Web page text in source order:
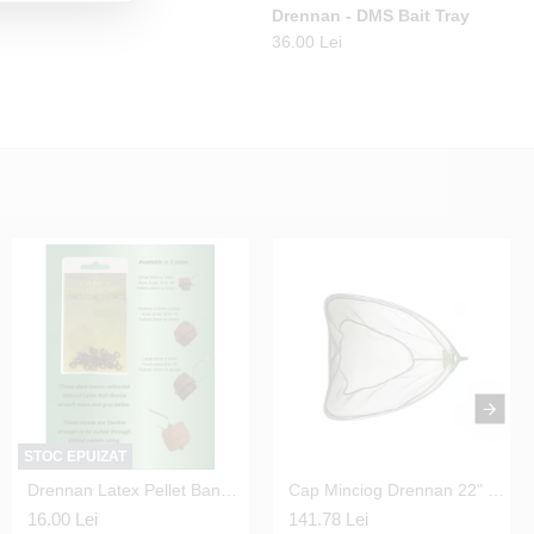
Drennan - DMS Bait Tray
36.00 Lei
Adaptor Stabilizator Fox - Black Label QR Stabiliser
86.60 Lei
STOC EPUIZAT
16.00 Lei 141.78 Lei